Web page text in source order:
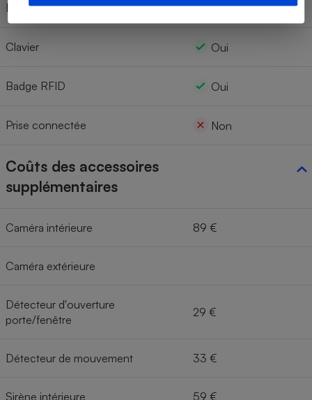
Module GSM Non
Clavier Oui
Badge RFID Oui
Prise connectée Non
Coûts des accessoires
supplémentaires
Caméra intérieure 89 €
Caméra extérieure
Détecteur d'ouverture
porte/fenêtre
29 €
Détecteur de mouvement 33 €
Sirène intérieure 59 €